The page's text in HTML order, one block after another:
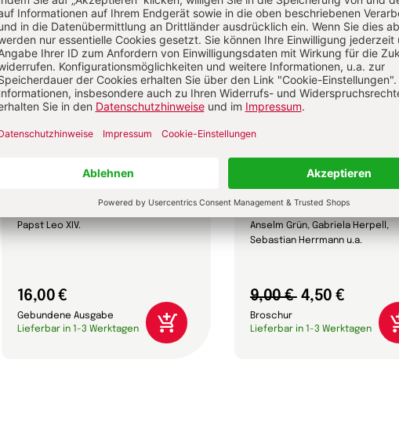
Magnifica humanitas
Papst Leo XIV.
16,00 €
Gebundene Ausgabe
Lieferbar in 1-3 Werktagen
Älterwerden – wie geht
Anselm Grün, Gabriela Herpell,
Sebastian Herrmann u.a.
9,00 € 4,50 €
Broschur
Lieferbar in 1-3 Werktagen